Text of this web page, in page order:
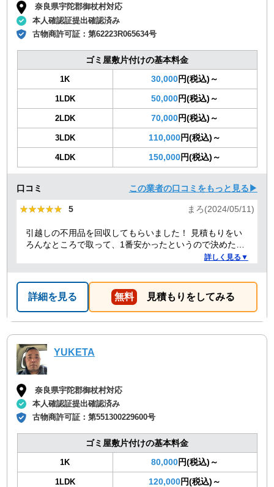
奈良県宇陀郡御杖村対応
本人確認証提出確認済み
古物商許可証：第62223R065634号
ゴミ屋敷片付けの基本料金
1K 30,000円(税込)～
1LDK 50,000円(税込)～
2LDK 70,000円(税込)～
3LDK 110,000円(税込)～
4LDK 150,000円(税込)～
口コミ この業者の口コミをもっと見る▶
★★★★★
★★★★★ 5 まろ(2024/05/11)
引越しの不用品を回収してもらいました！ 見積もりをい
ろんなところで取って、1番安かったというので決めたの
ですが、 対応や話し方も、丁寧で優しく、 作業自体も素
詳しく見る▼
詳細を見る 無料 見積もりをしてみる
YUKETA
奈良県宇陀郡御杖村対応
本人確認証提出確認済み
古物商許可証：第551300229600号
ゴミ屋敷片付けの基本料金
1K 80,000円(税込)～
1LDK 120,000円(税込)～